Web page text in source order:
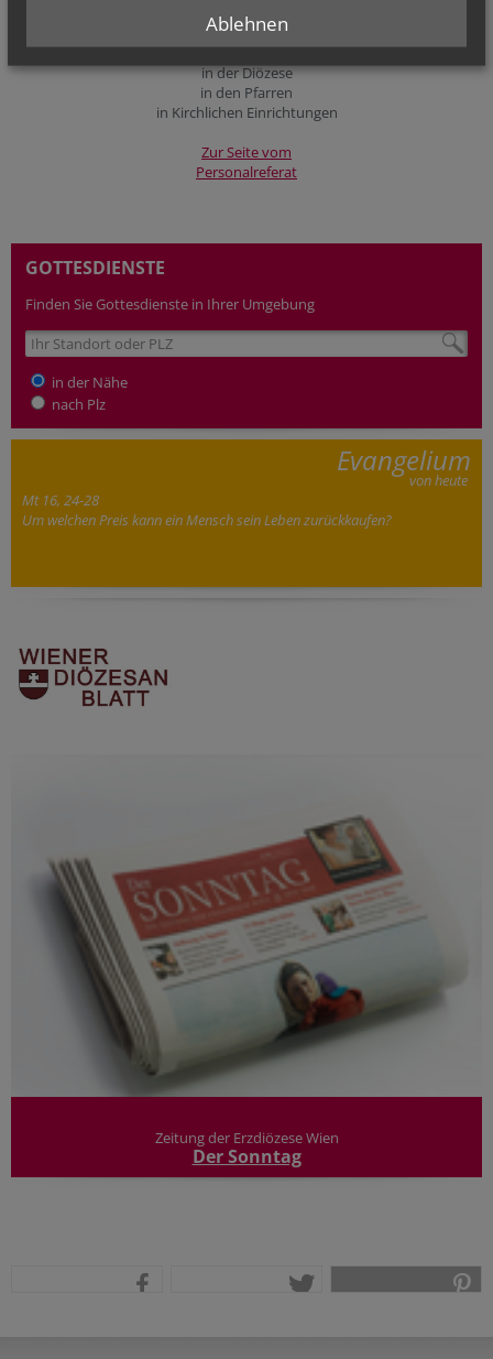
Stellenangebote
in der Diözese
in den Pfarren
in Kirchlichen Einrichtungen
Zur Seite vom
Personalreferat
GOTTESDIENSTE
Finden Sie Gottesdienste in Ihrer Umgebung
in der Nähe
nach Plz
Evangelium
von heute
Mt 16, 24-28
Um welchen Preis kann ein Mensch sein Leben zurückkaufen?
Zeitung der Erzdiözese Wien
Der Sonntag
Ablehnen